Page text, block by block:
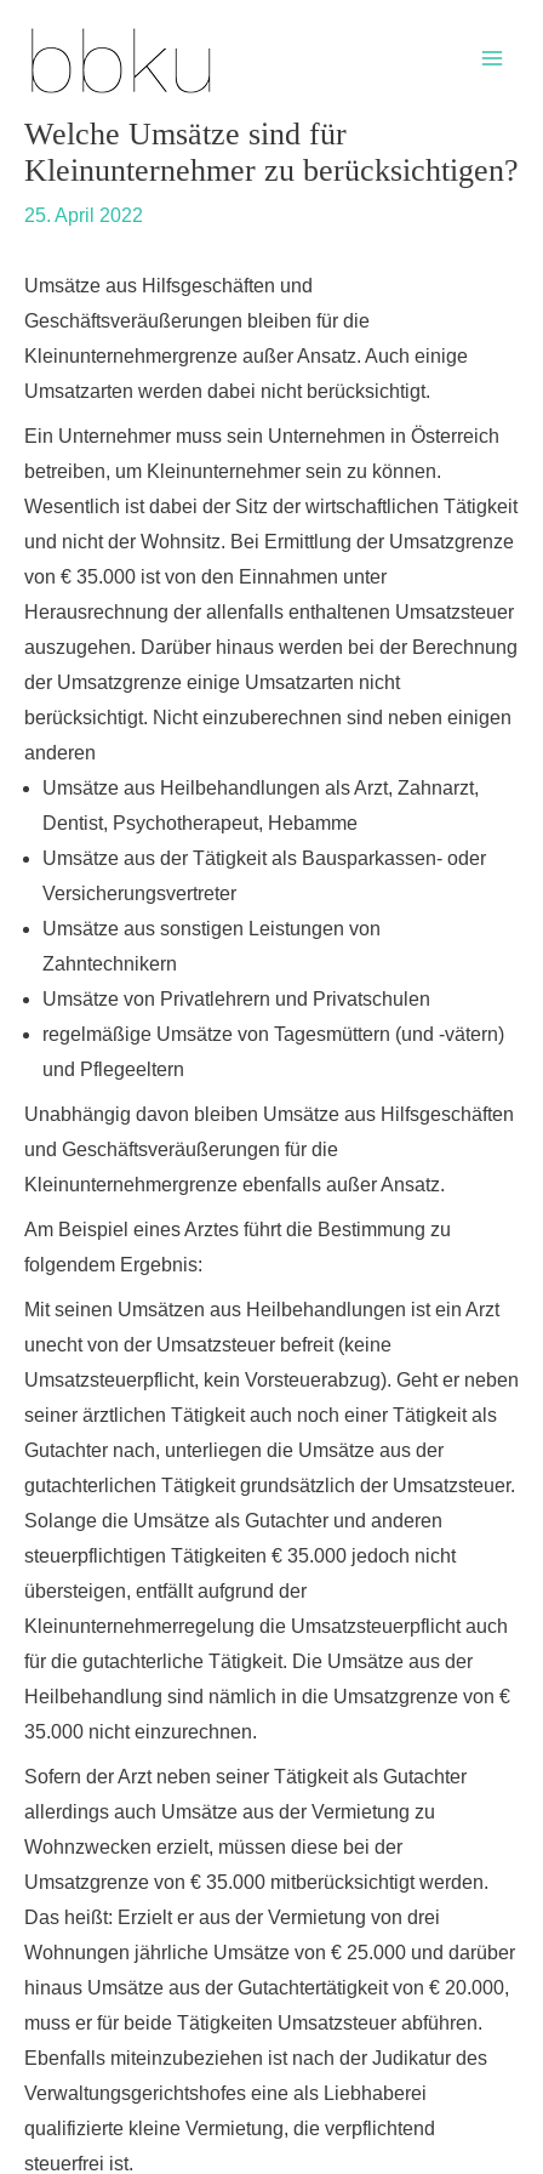
content
Welche Umsätze sind für
Kleinunternehmer zu berücksichtigen?
25. April 2022
Umsätze aus Hilfsgeschäften und
Geschäftsveräußerungen bleiben für die
Kleinunternehmergrenze außer Ansatz. Auch einige
Umsatzarten werden dabei nicht berücksichtigt.
Ein Unternehmer muss sein Unternehmen in Österreich
betreiben, um Kleinunternehmer sein zu können.
Wesentlich ist dabei der Sitz der wirtschaftlichen Tätigkeit
und nicht der Wohnsitz. Bei Ermittlung der Umsatzgrenze
von € 35.000 ist von den Einnahmen unter
Herausrechnung der allenfalls enthaltenen Umsatzsteuer
auszugehen. Darüber hinaus werden bei der Berechnung
der Umsatzgrenze einige Umsatzarten nicht
berücksichtigt. Nicht einzuberechnen sind neben einigen
anderen
Umsätze aus Heilbehandlungen als Arzt, Zahnarzt,
Dentist, Psychotherapeut, Hebamme
Umsätze aus der Tätigkeit als Bausparkassen- oder
Versicherungsvertreter
Umsätze aus sonstigen Leistungen von
Zahntechnikern
Umsätze von Privatlehrern und Privatschulen
regelmäßige Umsätze von Tagesmüttern (und -vätern)
und Pflegeeltern
Unabhängig davon bleiben Umsätze aus Hilfsgeschäften
und Geschäftsveräußerungen für die
Kleinunternehmergrenze ebenfalls außer Ansatz.
Am Beispiel eines Arztes führt die Bestimmung zu
folgendem Ergebnis:
Mit seinen Umsätzen aus Heilbehandlungen ist ein Arzt
unecht von der Umsatzsteuer befreit (keine
Umsatzsteuerpflicht, kein Vorsteuerabzug). Geht er neben
seiner ärztlichen Tätigkeit auch noch einer Tätigkeit als
Gutachter nach, unterliegen die Umsätze aus der
gutachterlichen Tätigkeit grundsätzlich der Umsatzsteuer.
Solange die Umsätze als Gutachter und anderen
steuerpflichtigen Tätigkeiten € 35.000 jedoch nicht
übersteigen, entfällt aufgrund der
Kleinunternehmerregelung die Umsatzsteuerpflicht auch
für die gutachterliche Tätigkeit. Die Umsätze aus der
Heilbehandlung sind nämlich in die Umsatzgrenze von €
35.000 nicht einzurechnen.
Sofern der Arzt neben seiner Tätigkeit als Gutachter
allerdings auch Umsätze aus der Vermietung zu
Wohnzwecken erzielt, müssen diese bei der
Umsatzgrenze von € 35.000 mitberücksichtigt werden.
Das heißt: Erzielt er aus der Vermietung von drei
Wohnungen jährliche Umsätze von € 25.000 und darüber
hinaus Umsätze aus der Gutachtertätigkeit von € 20.000,
muss er für beide Tätigkeiten Umsatzsteuer abführen.
Ebenfalls miteinzubeziehen ist nach der Judikatur des
Verwaltungsgerichtshofes eine als Liebhaberei
qualifizierte kleine Vermietung, die verpflichtend
steuerfrei ist.
navigation